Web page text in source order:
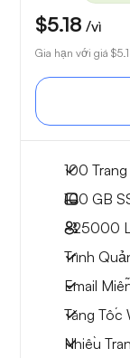
$5.18 /vì
Gia hạn với giá
100
100 GB
~25000
Trình
Email
Tăng Tốc
Nhiều